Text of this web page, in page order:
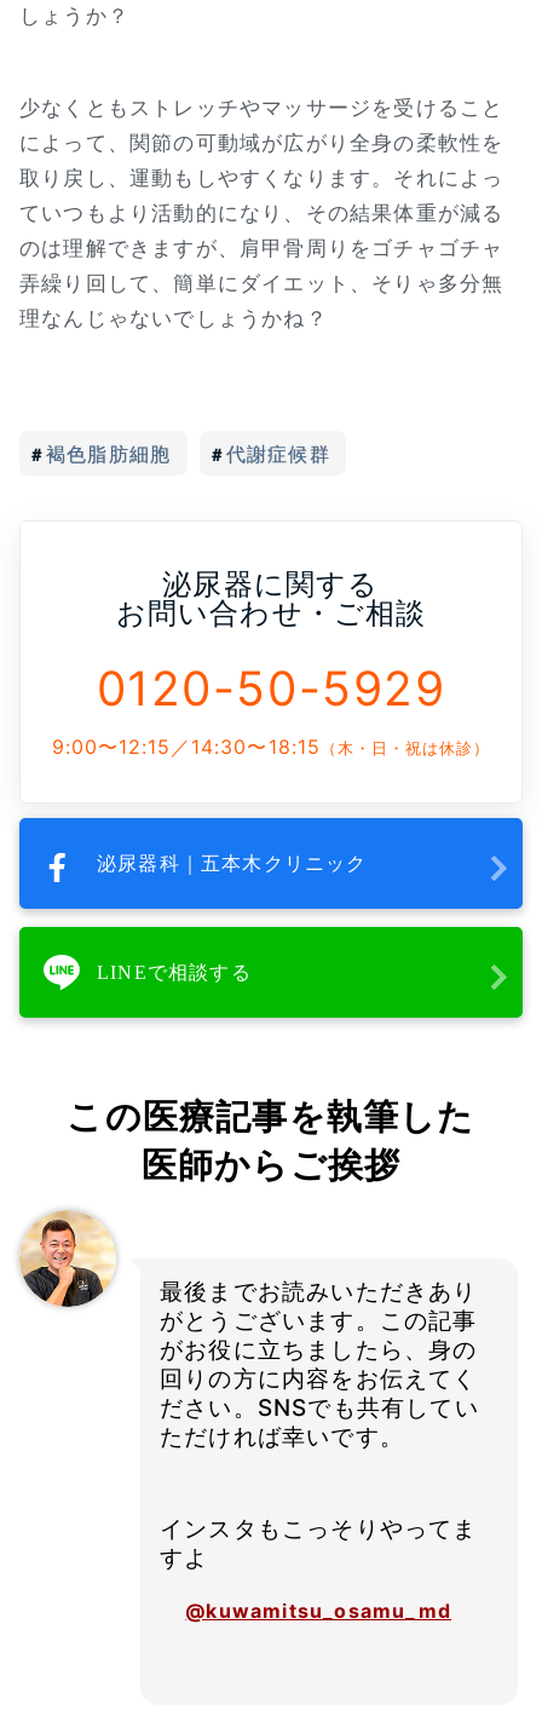
しょうか？
少なくともストレッチやマッサージを受けること
によって、関節の可動域が広がり全身の柔軟性を
取り戻し、運動もしやすくなります。それによっ
ていつもより活動的になり、その結果体重が減る
のは理解できますが、肩甲骨周りをゴチャゴチャ
弄繰り回して、簡単にダイエット、そりゃ多分無
理なんじゃないでしょうかね？
褐色脂肪細胞 代謝症候群
泌尿器に関する
お問い合わせ・ご相談
0120-50-5929
9:00〜12:15／14:30〜18:15 （木・日・祝は休診）
泌尿器科｜五本木クリニック
LINEで相談する
この医療記事を執筆した
医師からご挨拶
最後までお読みいただきあり
がとうございます。この記事
がお役に立ちましたら、身の
回りの方に内容をお伝えてく
ださい。SNSでも共有してい
ただければ幸いです。
インスタもこっそりやってま
すよ
@kuwamitsu_osamu_md